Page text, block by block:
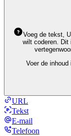
Voeg de tekst,
wilt coderen. Dit
Voer de inhoud
URL
Tekst
E-mail
Telefoon